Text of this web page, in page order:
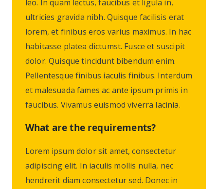
leo. In quam lectus, faucibus et ligula in,
ultricies gravida nibh. Quisque facilisis erat
lorem, et finibus eros varius maximus. In hac
habitasse platea dictumst. Fusce et suscipit
dolor. Quisque tincidunt bibendum enim.
Pellentesque finibus iaculis finibus. Interdum
et malesuada fames ac ante ipsum primis in
faucibus. Vivamus euismod viverra lacinia.
What are the requirements?
Lorem ipsum dolor sit amet, consectetur
adipiscing elit. In iaculis mollis nulla, nec
hendrerit diam consectetur sed. Donec in